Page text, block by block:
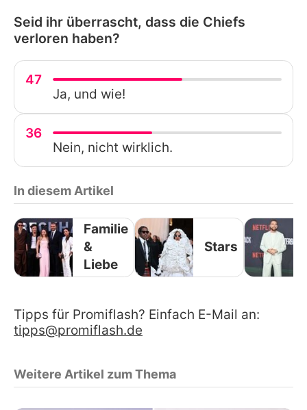
Seid ihr überrascht, dass die Chiefs
verloren haben?
47
Ja, und wie!
36
Nein, nicht wirklich.
In diesem Artikel
Familie
&
Liebe
Stars
Tipps für Promiflash? Einfach E-Mail an:
tipps@promiflash.de
Weitere Artikel zum Thema